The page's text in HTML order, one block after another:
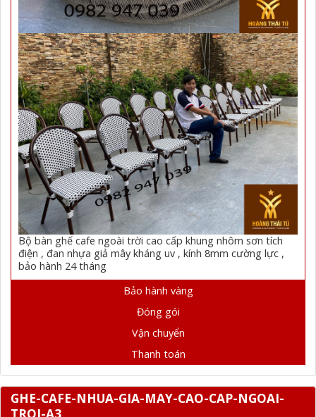
Bộ bàn ghế cafe ngoài trời cao cấp khung nhôm sơn tích
điện , đan nhựa giả mây kháng uv , kính 8mm cường lực ,
bảo hành 24 tháng
Bảo hành vàng
Đóng gói
Vận chuyển
Thanh toán
GHE-CAFE-NHUA-GIA-MAY-CAO-CAP-NGOAI-